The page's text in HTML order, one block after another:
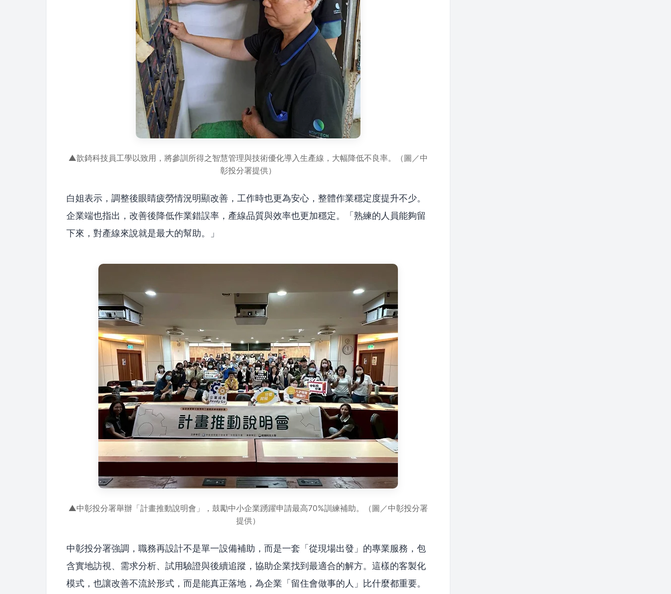
▲歆錡科技員工學以致用，將參訓所得之智慧管理與技術優化導入生產線，大幅降低不良率。（圖／中
彰投分署提供）
白姐表示，調整後眼睛疲勞情況明顯改善，工作時也更為安心，整體作業穩定度提升不少。
企業端也指出，改善後降低作業錯誤率，產線品質與效率也更加穩定。「熟練的人員能夠留
下來，對產線來說就是最大的幫助。」
▲中彰投分署舉辦「計畫推動說明會」，鼓勵中小企業踴躍申請最高70%訓練補助。（圖／中彰投分署
提供）
中彰投分署強調，職務再設計不是單一設備補助，而是一套「從現場出發」的專業服務，包
含實地訪視、需求分析、試用驗證與後續追蹤，協助企業找到最適合的解方。這樣的客製化
模式，也讓改善不流於形式，而是能真正落地，為企業「留住會做事的人」比什麼都重要。